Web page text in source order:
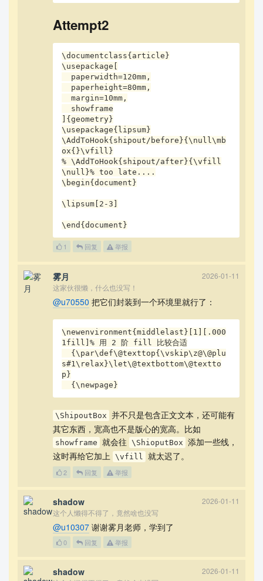
Attempt2
\documentclass{article}
\usepackage[
  margin=10mm,
]{geometry}
\usepackage{lipsum}
\AddToHook{shipout/before}{\null\mb
ox{}\vfill}
% \AddToHook{shipout/after}{\vfill
\null}% too late....
\begin{document}
\lipsum[2-3]
\end{document}
1 回复 举报
雾月
2026-01-11
这家伙很懒，什么也没写！
@u70550 把它们封装到一个环境里就行了：
\newenvironment{middlelast}[1][.000
1fill]% 用 2 阶 fill 比较合适
s#1\relax}\let\@textbottom\@textto
p}
  {\newpage}
\ShipoutBox 并不只是包含正文文本，还可能有
其它东西，宽高也不是版心的宽高。比如
showframe 就会往 \ShioputBox 添加一些线，
这时再给它加上 \vfill 就太迟了。
2 回复 举报
shadow
2026-01-11
这个人懒得不得了，竟然啥也没写
@u10307 谢谢雾月老师，学到了
0 回复 举报
shadow
2026-01-11